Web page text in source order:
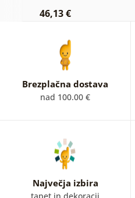
46,13 €
Brezplačna dostava
nad 100.00 €
Največja izbira